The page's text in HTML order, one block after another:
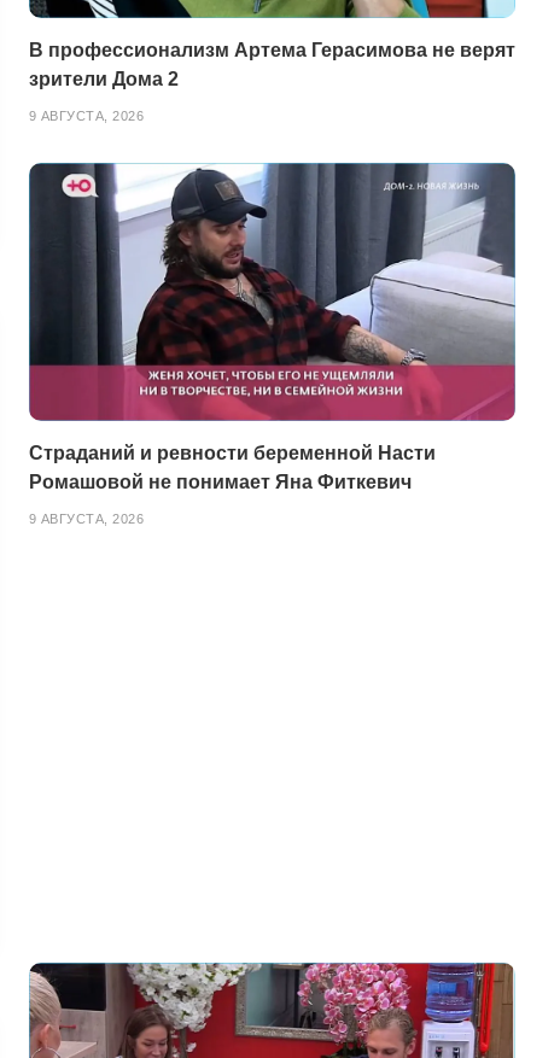
В профессионализм Артема Герасимова не верят
зрители Дома 2
9 АВГУСТА, 2026
Страданий и ревности беременной Насти
Ромашовой не понимает Яна Фиткевич
9 АВГУСТА, 2026